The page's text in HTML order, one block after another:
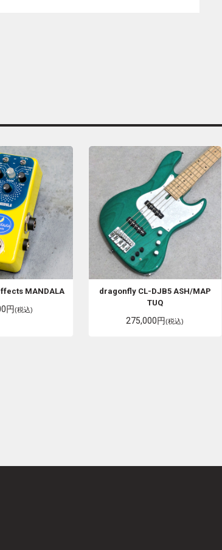
MANDALA
円(税込)
dragonfly CL-DJB5 ASH/MAP
TUQ
275,000円(税込)